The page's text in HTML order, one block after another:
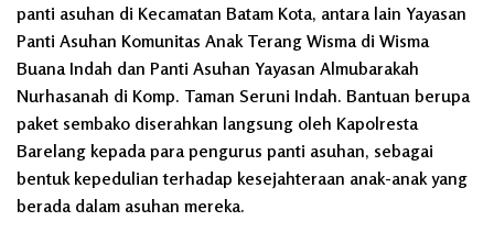
panti asuhan di Kecamatan Batam Kota, antara lain Yayasan
Panti Asuhan Komunitas Anak Terang Wisma di Wisma
Buana Indah dan Panti Asuhan Yayasan Almubarakah
Nurhasanah di Komp. Taman Seruni Indah. Bantuan berupa
paket sembako diserahkan langsung oleh Kapolresta
Barelang kepada para pengurus panti asuhan, sebagai
bentuk kepedulian terhadap kesejahteraan anak-anak yang
berada dalam asuhan mereka.